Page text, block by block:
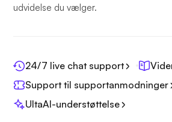
udvidelse du vælger.
24/7 live chat support
Support til supportanmodninger
UltaAI-understøttelse